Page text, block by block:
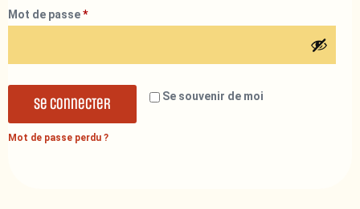
Mot de passe*
Se souvenir de moi
Se connecter
Mot de passe perdu ?